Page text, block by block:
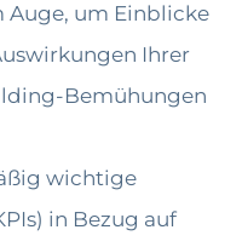
um Einblicke
Ihrer
Bemühungen
wichtige
in Bezug auf